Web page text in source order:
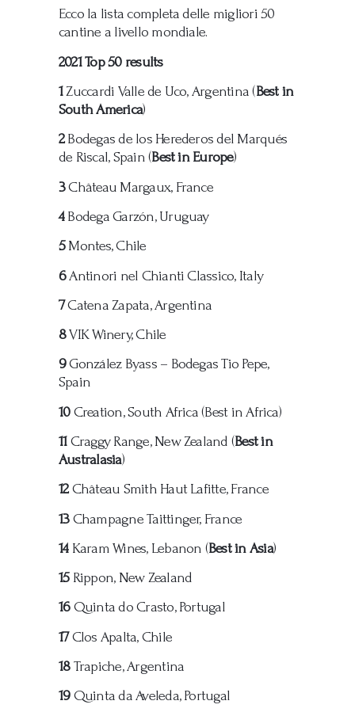
Ecco la lista completa delle migliori 50
cantine a livello mondiale.
2021 Top 50 results
1Zuccardi Valle de Uco, Argentina (Best in
South America)
2Bodegas de los Herederos del Marqués
de Riscal, Spain (Best in Europe)
3Château Margaux, France
4Bodega Garzón, Uruguay
5Montes, Chile
6Antinori nel Chianti Classico, Italy
7Catena Zapata, Argentina
8VIK Winery, Chile
9González Byass – Bodegas Tio Pepe,
Spain
10Creation, South Africa (Best in Africa)
11Craggy Range, New Zealand (Best in
Australasia)
12Château Smith Haut Lafitte, France
13Champagne Taittinger, France
14Karam Wines, Lebanon (Best in Asia)
15Rippon, New Zealand
16Quinta do Crasto, Portugal
17Clos Apalta, Chile
18Trapiche, Argentina
19Quinta da Aveleda, Portugal